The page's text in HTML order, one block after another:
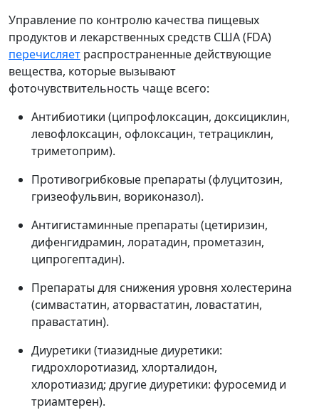
Управление по контролю качества пищевых
продуктов и лекарственных средств США (FDA)
перечисляет распространенные действующие
вещества, которые вызывают
фоточувствительность чаще всего:
Антибиотики (ципрофлоксацин, доксициклин,
левофлоксацин, офлоксацин, тетрациклин,
триметоприм).
Противогрибковые препараты (флуцитозин,
гризеофульвин, вориконазол).
Антигистаминные препараты (цетиризин,
дифенгидрамин, лоратадин, прометазин,
ципрогептадин).
Препараты для снижения уровня холестерина
(симвастатин, аторвастатин, ловастатин,
правастатин).
Диуретики (тиазидные диуретики:
гидрохлоротиазид, хлорталидон,
хлоротиазид; другие диуретики: фуросемид и
триамтерен).